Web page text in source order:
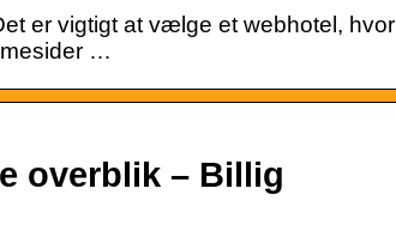
er vigtigt at vælge et webhotel, hvor
…
overblik – Billig